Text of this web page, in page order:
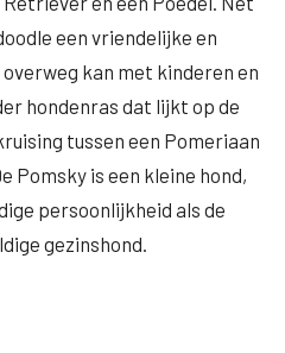
een vriendelijke en
kan met kinderen en
hondenras dat lijkt op de
tussen een Pomeriaan
Pomsky is een kleine hond,
persoonlijkheid als de
gezinshond.